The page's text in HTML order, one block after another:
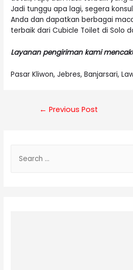
Jadi tunggu apa lagi, segera
Anda dan dapatkan berbagai
terbaik dari Cubicle Toilet di Solo
Layanan pengiriman kami
Pasar Kliwon, Jebres, Banjarsari,
Post
← Previous Post